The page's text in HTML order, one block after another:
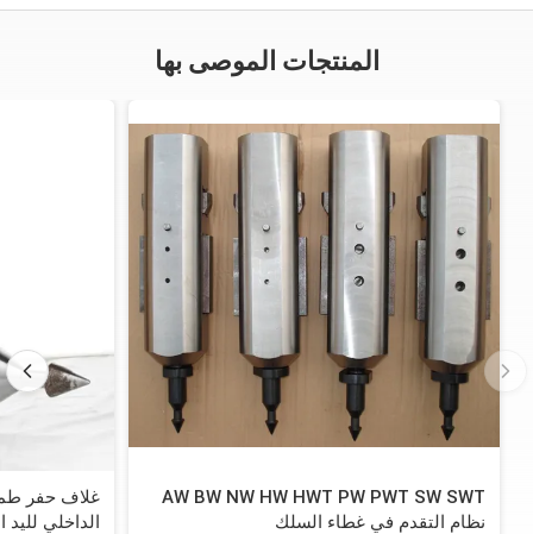
المنتجات الموصى بها
AW BW NW HW HWT PW PWT SW SWT
نظام التقدم في غطاء السلك
الداخلي لليد